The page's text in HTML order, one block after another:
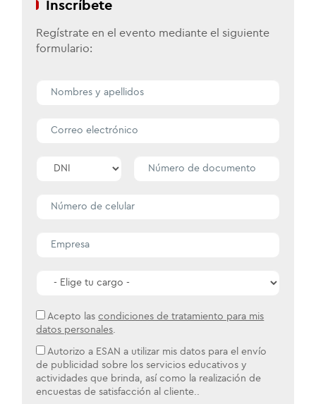
Inscríbete
Regístrate en el evento mediante el siguiente
formulario:
Acepto lascondiciones de tratamiento para mis
datos personales.
Autorizo a ESAN a utilizar mis datos para el envío
de publicidad sobre los servicios educativos y
actividades que brinda, así como la realización de
encuestas de satisfacción al cliente..